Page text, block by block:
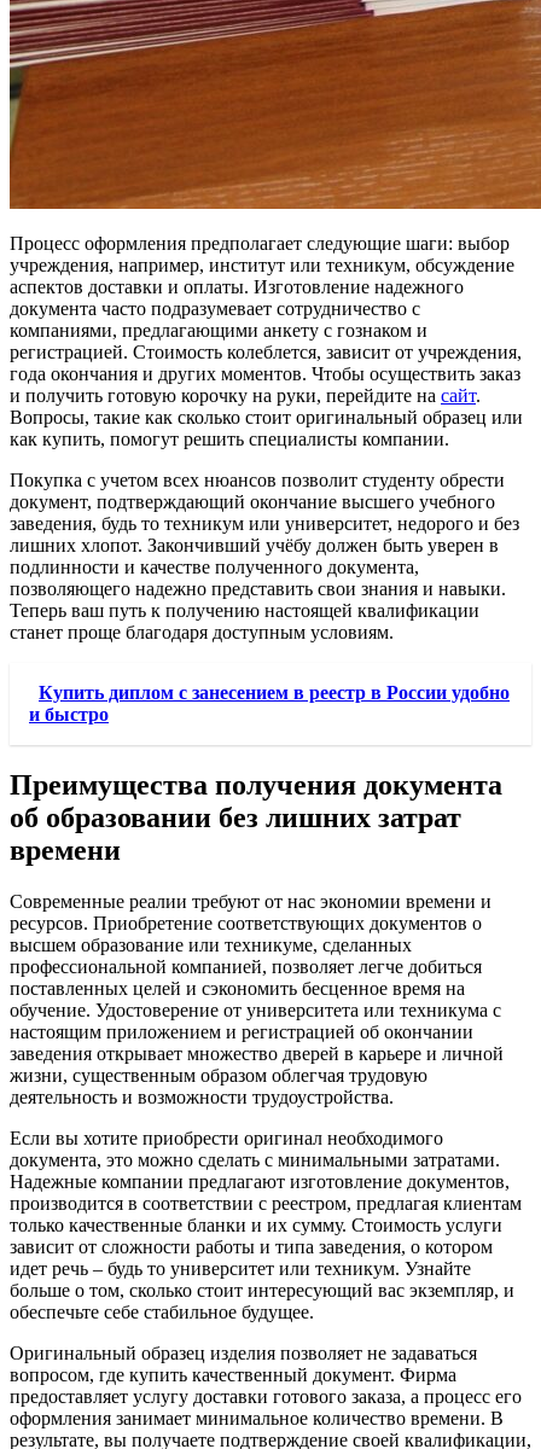
Процесс оформления предполагает следующие шаги: выбор
учреждения, например, институт или техникум, обсуждение
аспектов доставки и оплаты. Изготовление надежного
документа часто подразумевает сотрудничество с
компаниями, предлагающими анкету с гознаком и
регистрацией. Стоимость колеблется, зависит от учреждения,
года окончания и других моментов. Чтобы осуществить заказ
и получить готовую корочку на руки, перейдите на сайт.
Вопросы, такие как сколько стоит оригинальный образец или
как купить, помогут решить специалисты компании.
Покупка с учетом всех нюансов позволит студенту обрести
документ, подтверждающий окончание высшего учебного
заведения, будь то техникум или университет, недорого и без
лишних хлопот. Закончивший учёбу должен быть уверен в
подлинности и качестве полученного документа,
позволяющего надежно представить свои знания и навыки.
Теперь ваш путь к получению настоящей квалификации
станет проще благодаря доступным условиям.
Купить диплом с занесением в реестр в России удобно
и быстро
Преимущества получения документа
об образовании без лишних затрат
времени
Современные реалии требуют от нас экономии времени и
ресурсов. Приобретение соответствующих документов о
высшем образование или техникуме, сделанных
профессиональной компанией, позволяет легче добиться
поставленных целей и сэкономить бесценное время на
обучение. Удостоверение от университета или техникума с
настоящим приложением и регистрацией об окончании
заведения открывает множество дверей в карьере и личной
жизни, существенным образом облегчая трудовую
деятельность и возможности трудоустройства.
Если вы хотите приобрести оригинал необходимого
документа, это можно сделать с минимальными затратами.
Надежные компании предлагают изготовление документов,
производится в соответствии с реестром, предлагая клиентам
только качественные бланки и их сумму. Стоимость услуги
зависит от сложности работы и типа заведения, о котором
идет речь – будь то университет или техникум. Узнайте
больше о том, сколько стоит интересующий вас экземпляр, и
обеспечьте себе стабильное будущее.
Оригинальный образец изделия позволяет не задаваться
вопросом, где купить качественный документ. Фирма
предоставляет услугу доставки готового заказа, а процесс его
оформления занимает минимальное количество времени. В
результате, вы получаете подтверждение своей квалификации,